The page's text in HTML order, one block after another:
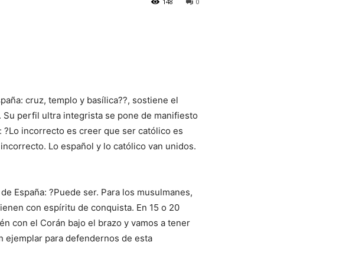
cruz, templo y basílica??, sostiene el
Su perfil ultra integrista se pone de manifiesto
incorrecto es creer que ser católico es
Lo español y lo católico van unidos.
España: ?Puede ser. Para los musulmanes,
con espíritu de conquista. En 15 o 20
con el Corán bajo el brazo y vamos a tener
ejemplar para defendernos de esta